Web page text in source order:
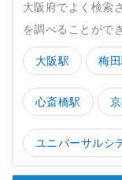
大阪府でよく検索
を調べることがで
大阪駅 梅
心斎橋駅
ユニバーサルシ